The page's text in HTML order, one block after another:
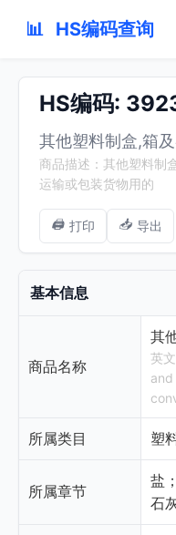
📊 HS编码查询
HS编码:
其他塑料制盒,箱
商品描述：其他塑料制
运输或包装货物用的
🖨️ 打印 📥 导出
基本信息
商品名称
其
英
所属类目 塑
所属章节
盐
石